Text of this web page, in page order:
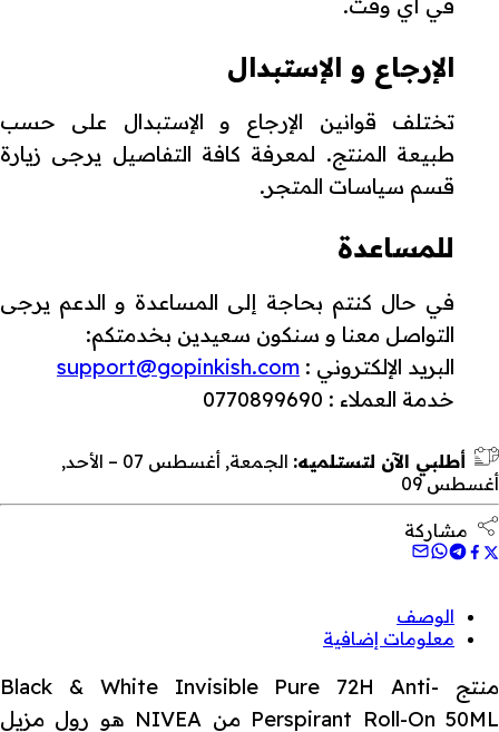
في أي وقت.
الإرجاع و الإستبدال
تختلف قوانين الإرجاع و الإستبدال على حسب
طبيعة المنتج. لمعرفة كافة التفاصيل يرجى زيارة
قسم سياسات المتجر.
للمساعدة
في حال كنتم بحاجة إلى المساعدة و الدعم يرجى
التواصل معنا و سنكون سعيدين بخدمتكم:
البريد الإلكتروني : support@gopinkish.com
خدمة العملاء : 0770899690
أطلبي الآن لتستلميه:
الجمعة, أغسطس 07 – الأحد,
أغسطس 09
مشاركة
الوصف
معلومات إضافية
منتج Black & White Invisible Pure 72H Anti-
Perspirant Roll-On 50ML من NIVEA هو رول مزيل